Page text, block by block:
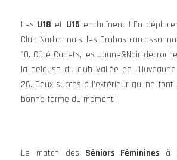
Les U18 et U16 enchaînent ! En
Club Narbonnais, les Crabos
10. Côté Cadets, les Jaune&Noir
la pelouse du club Vallée de
26. Deux succès à l’extérieur qui ne
bonne forme du moment !
Le match des Séniors Féminines à